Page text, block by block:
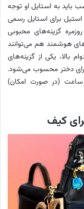
باید به استایل او توجه
برای استایل رسمی
گزینه‌های محبوبی
هوشمند هم می‌توانند
بالا، یکی از گزینه‌های
برای دختر محسوب می‌شود.
(در صورت امکان)